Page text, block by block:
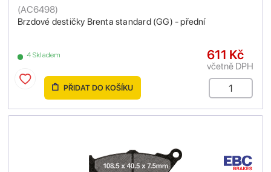
Brzdové destičky Brenta standard (GG) - přední
(AC6498)
4 Skladem 611 Kč
včetně DPH
PŘIDAT DO KOŠÍKU